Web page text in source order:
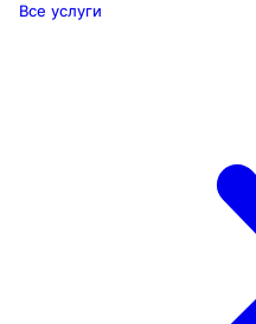
Все услуги